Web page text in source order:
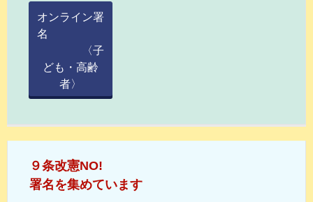
オンライン署
名
〈子
ども・高齢
者〉
９条改憲NO!
署名を集めています